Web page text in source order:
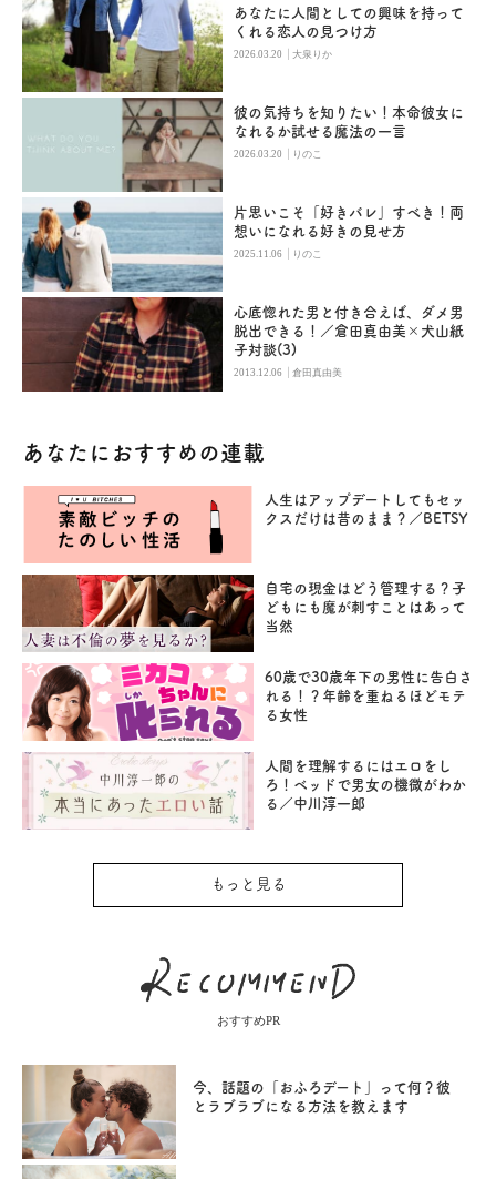
あなたに人間としての興味を持って
くれる恋人の見つけ方
2026.03.20 |大泉りか
彼の気持ちを知りたい！本命彼女に
なれるか試せる魔法の一言
2026.03.20 | りのこ
片思いこそ「好きバレ」すべき！両
想いになれる好きの見せ方
2025.11.06 | りのこ
心底惚れた男と付き合えば、ダメ男
脱出できる！／倉田真由美×犬山紙
子対談(3)
2013.12.06 |倉田真由美
あなたにおすすめの連載
人生はアップデートしてもセッ
クスだけは昔のまま？／BETSY
自宅の現金はどう管理する？子
どもにも魔が刺すことはあって
当然
60歳で30歳年下の男性に告白さ
れる！？年齢を重ねるほどモテ
る女性
人間を理解するにはエロをし
ろ！ベッドで男女の機微がわか
る／中川淳一郎
もっと見る
おすすめPR
今、話題の「おふろデート」って何？彼
とラブラブになる方法を教えます